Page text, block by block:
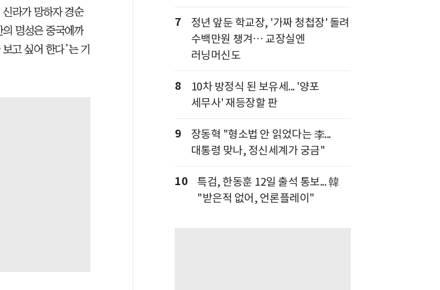
라가 망하자 경순
명성은 중국에까
고 싶어 한다’는 기
7
정년 앞둔 학교장, '가짜 청첩장' 돌려
수백만원 챙겨… 교장실엔
러닝머신도
8
10차 방정식 된 보유세... '양포
세무사' 재등장할 판
9
장동혁 "형소법 안 읽었다는 李...
대통령 맞나, 정신세계가 궁금"
10
특검, 한동훈 12일 출석 통보... 韓
"받은적 없어, 언론플레이"